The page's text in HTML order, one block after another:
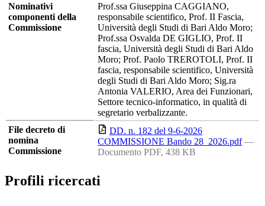
Nominativi
componenti della
Commissione
Prof.ssa Giuseppina CAGGIANO,
responsabile scientifico, Prof. II Fascia,
Università degli Studi di Bari Aldo Moro;
Prof.ssa Osvalda DE GIGLIO, Prof. II
fascia, Università degli Studi di Bari Aldo
Moro; Prof. Paolo TREROTOLI, Prof. II
fascia, responsabile scientifico, Università
degli Studi di Bari Aldo Moro; Sig.ra
Antonia VALERIO, Area dei Funzionari,
Settore tecnico-informatico, in qualità di
segretario verbalizzante.
File decreto di
nomina
Commissione
DD. n. 182 del 9-6-2026
COMMISSIONE Bando 28_2026.pdf —
Documento PDF, 438 KB
Profili ricercati